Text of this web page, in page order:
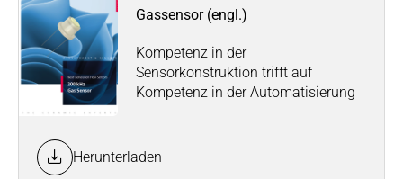
Gassensor (engl.)
Kompetenz in der
Sensorkonstruktion trifft auf
Kompetenz in der Automatisierung
Herunterladen